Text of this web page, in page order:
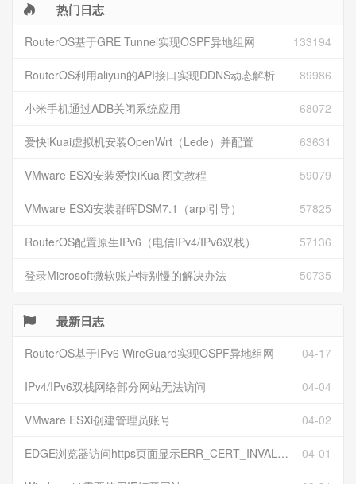
热门日志
133194
RouterOS基于GRE Tunnel实现OSPF异地组网
89986
RouterOS利用aliyun的API接口实现DDNS动态解析
68072
小米手机通过ADB关闭系统应用
63631
爱快iKuai虚拟机安装OpenWrt（Lede）并配置
59079
VMware ESXi安装爱快iKuai图文教程
57825
VMware ESXi安装群晖DSM7.1（arpl引导）
57136
RouterOS配置原生IPv6（电信IPv4/IPv6双栈）
50735
登录Microsoft微软账户特别慢的解决办法
最新日志
04-17
RouterOS基于IPv6 WireGuard实现OSPF异地组网
04-04
IPv4/IPv6双栈网络部分网站无法访问
04-02
VMware ESXi创建管理员账号
04-01
EDGE浏览器访问https页面显示ERR_CERT_INVALID且无法跳过继续访问